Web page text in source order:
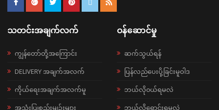
သတင်းအချက်လက်
ကျွန်တော်တို့အကြောင်း
DELIVERY အချက်အလက်
ကိုယ်ရေးအချက်အလက်မူ
အသုံးပြုစည်းမျဉ်းများ
ဝန်ဆောင်မှု
ဆက်သွယ်ရန်
ပြန်လည်ပေးပို့ခြင်းမူဝါဒ
ဘယ်လို၀ယ်ရမလဲ
ဘယ်လိုရောင်းရမလဲ